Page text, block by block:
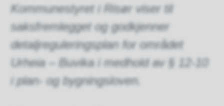
Kommunestyret i Risør viser til
saksfremlegget og godkjenner
detaljreguleringsplan for området
Urheia – Buvika i medhold av § 12-10
i plan- og bygningsloven.